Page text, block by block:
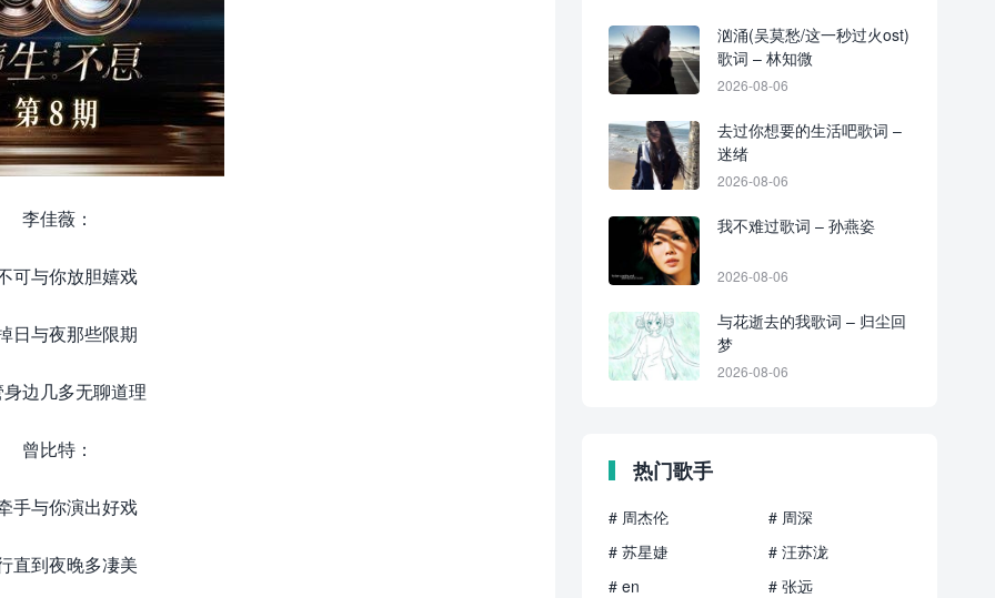
李佳薇：
可与你放胆嬉戏
日与夜那些限期
边几多无聊道理
曾比特：
手与你演出好戏
直到夜晚多凄美
汹涌(吴莫愁/这一秒过火ost)
歌词 – 林知微
2026-08-06
去过你想要的生活吧歌词 –
迷绪
2026-08-06
我不难过歌词 – 孙燕姿
2026-08-06
与花逝去的我歌词 – 归尘回
梦
2026-08-06
热门歌手
# 周杰伦
# 周深
# 苏星婕
# 汪苏泷
# en
# 张远